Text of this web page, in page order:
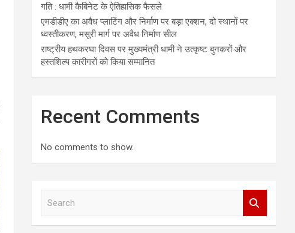
गति : धामी कैबिनेट के ऐतिहासिक फैसले
एमडीडीए का अवैध प्लाटिंग और निर्माण पर बड़ा एक्शन, दो स्थानों पर
ध्वस्तीकरण, मसूरी मार्ग पर अवैध निर्माण सील
राष्ट्रीय हथकरघा दिवस पर मुख्यमंत्री धामी ने उत्कृष्ट बुनकरों और
हस्तशिल्प कारीगरों को किया सम्मानित
Recent Comments
No comments to show.